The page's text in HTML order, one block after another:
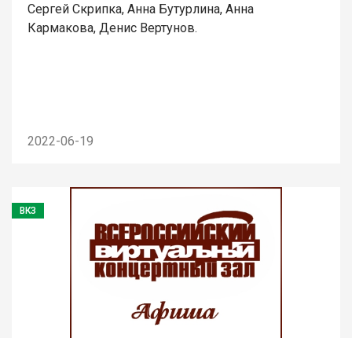
Сергей Скрипка, Анна Бутурлина, Анна
Кармакова, Денис Вертунов.
2022-06-19
ВКЗ